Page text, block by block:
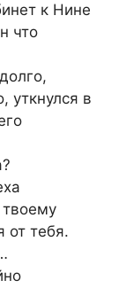
к Нине
что
уткнулся в
твоему
от тебя.